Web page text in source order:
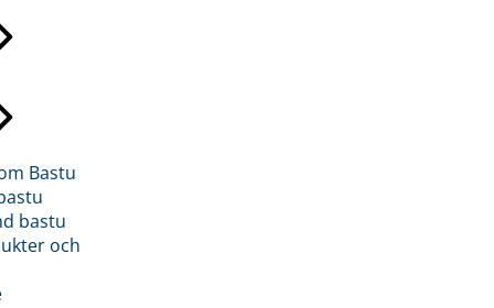
Bastu
bastu
och